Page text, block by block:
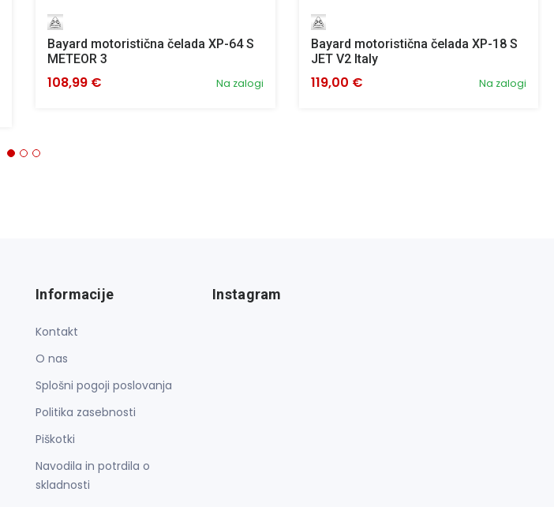
Bayard motoristična čelada XP-64 S
METEOR 3
Na zalogi
108,99 €
Bayard motoristična čelada XP-18 S
JET V2 Italy
Na zalogi
119,00 €
Informacije
Kontakt
O nas
Splošni pogoji poslovanja
Politika zasebnosti
Piškotki
Navodila in potrdila o
skladnosti
Instagram